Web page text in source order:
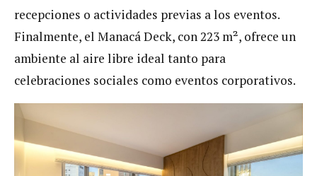
recepciones o actividades previas a los eventos.
Finalmente, el Manacá Deck, con 223 m², ofrece un
ambiente al aire libre ideal tanto para
celebraciones sociales como eventos corporativos.